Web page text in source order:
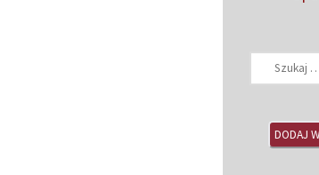
DODAJ